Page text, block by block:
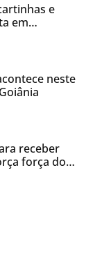
e
em
neste
receber
força do